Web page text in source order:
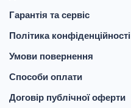
Гарантія та сервіс
Політика конфіденційності
Умови повернення
Способи оплати
Договір публічної оферти